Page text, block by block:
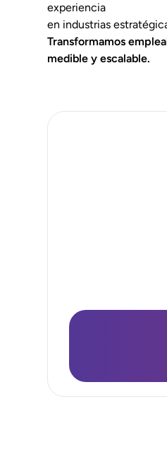
experiencia
en industrias
Transformamos
medible y escalable.